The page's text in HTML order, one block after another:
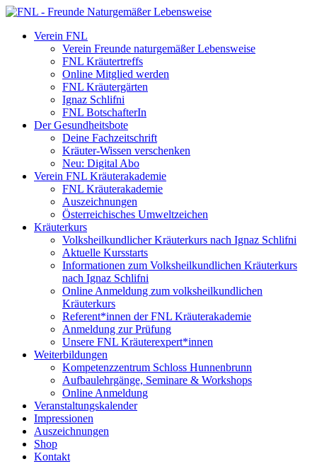
Verein FNL
Verein Freunde naturgemäßer Lebensweise
FNL Kräutertreffs
Online Mitglied werden
FNL Kräutergärten
Ignaz Schlifni
FNL BotschafterIn
Der Gesundheitsbote
Deine Fachzeitschrift
Kräuter-Wissen verschenken
Neu: Digital Abo
Verein FNL Kräuterakademie
FNL Kräuterakademie
Auszeichnungen
Österreichisches Umweltzeichen
Kräuterkurs
Volksheilkundlicher Kräuterkurs nach Ignaz Schlifni
Aktuelle Kursstarts
Informationen zum Volksheilkundlichen Kräuterkurs
nach Ignaz Schlifni
Online Anmeldung zum volksheilkundlichen
Kräuterkurs
Referent*innen der FNL Kräuterakademie
Anmeldung zur Prüfung
Unsere FNL Kräuterexpert*innen
Weiterbildungen
Kompetenzzentrum Schloss Hunnenbrunn
Aufbaulehrgänge, Seminare & Workshops
Online Anmeldung
Veranstaltungskalender
Impressionen
Auszeichnungen
Shop
Kontakt